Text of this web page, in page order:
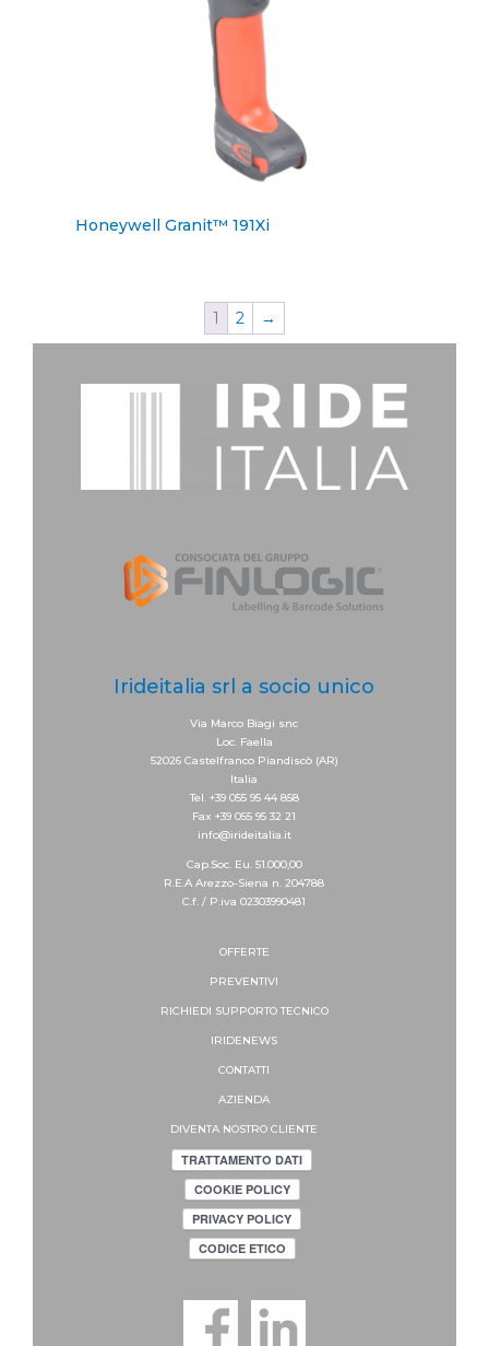
Honeywell Granit™ 191Xi
1 2 →
Irideitalia srl a socio unico
Via Marco Biagi snc
Loc. Faella
52026 Castelfranco Piandiscò (AR)
Italia
Tel. +39 055 95 44 858
Fax +39 055 95 32 21
info@irideitalia.it
Cap.Soc. Eu. 51.000,00
R.E.A Arezzo-Siena n. 204788
C.f. / P.iva 02303990481
OFFERTE
PREVENTIVI
RICHIEDI SUPPORTOTECNICO
IRIDENEWS
CONTATTI
AZIENDA
DIVENTA NOSTRO CLIENTE